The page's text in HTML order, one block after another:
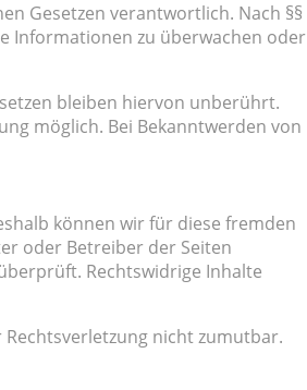
Gesetzen verantwortlich. Nach §§
Informationen zu überwachen oder
bleiben hiervon unberührt.
möglich. Bei Bekanntwerden von
können wir für diese fremden
oder Betreiber der Seiten
Rechtswidrige Inhalte
nicht zumutbar.